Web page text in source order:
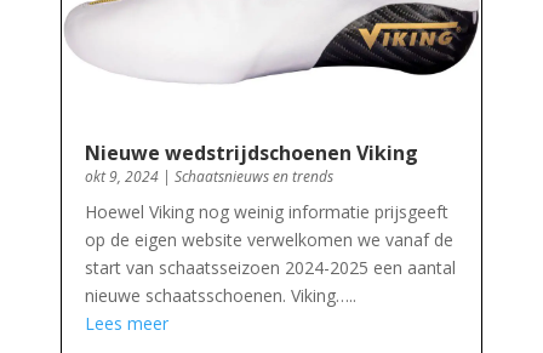
Nieuwe wedstrijdschoenen Viking
okt 9, 2024| Schaatsnieuws en trends
Hoewel Viking nog weinig informatie prijsgeeft
op de eigen website verwelkomen we vanaf de
start van schaatsseizoen 2024-2025 een aantal
nieuwe schaatsschoenen. Viking…..
Lees meer